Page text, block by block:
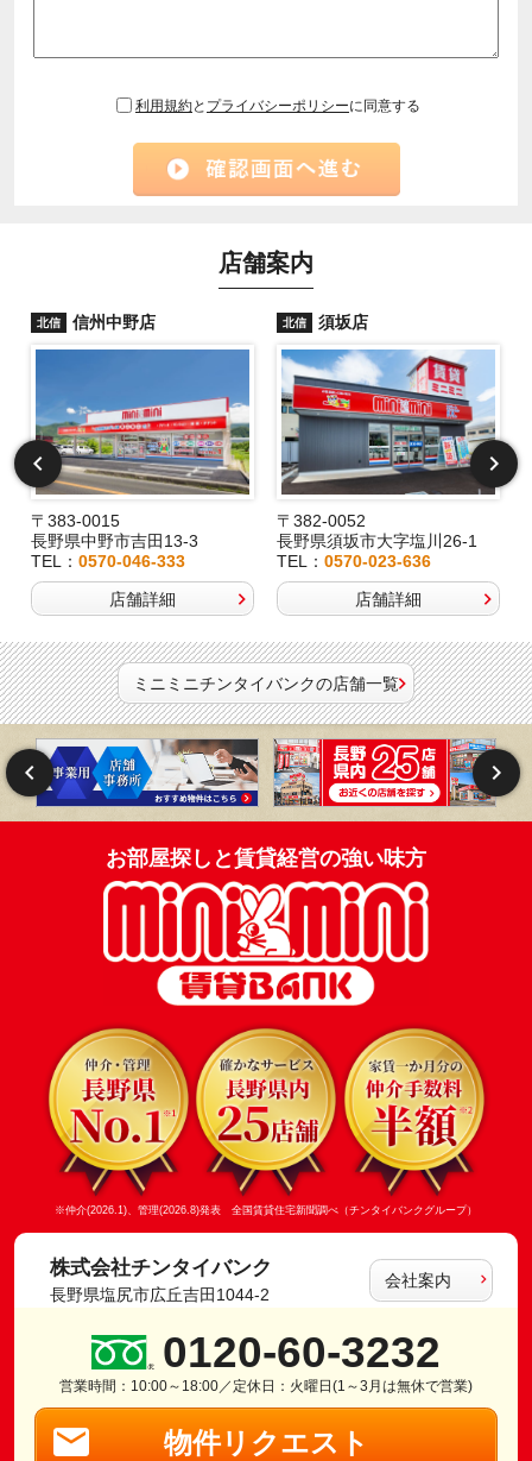
利用規約と プライバシーポリシーに同意する
店舗案内
北信 信州中野店
〒383-0015
長野県中野市吉田13-3
TEL： 0570-046-333
店舗詳細
北信 須坂店
〒382-0052
長野県須坂市大字塩川26-1
TEL：0570-023-636
店舗詳細
ミニミニチンタイバンクの店舗一覧
お部屋探しと賃貸経営の強い味方
※仲介(2026.1)、管理(2026.8)発表 全国賃貸住宅新聞調べ（チンタイバンクグループ）
株式会社チンタイバンク
長野県塩尻市広丘吉田1044-2
会社案内
0120-60-3232
営業時間：10:00～18:00／定休日：火曜日(1～3月は無休で営業)
物件リクエスト